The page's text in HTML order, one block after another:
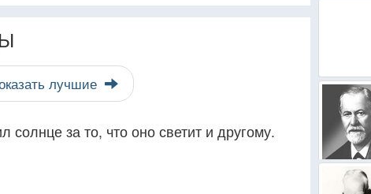
лучшие
за то, что оно светит и другому.